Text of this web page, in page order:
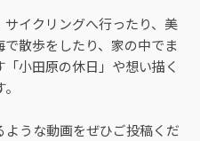
イクリングへ行ったり、美
散歩をしたり、家の中でま
小田原の休日」や想い描く
うな動画をぜひご投稿くだ